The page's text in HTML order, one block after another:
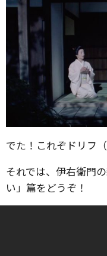
でた！これぞドリフ（
それでは、伊右衛門
い」篇をどうぞ！